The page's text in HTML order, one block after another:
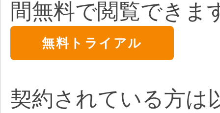
間無料で閲覧できま
無料トライアル
契約されている方は